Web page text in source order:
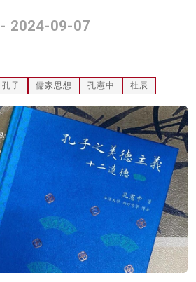
- 2024-09-07
孔子 儒家思想 孔憲中 杜辰